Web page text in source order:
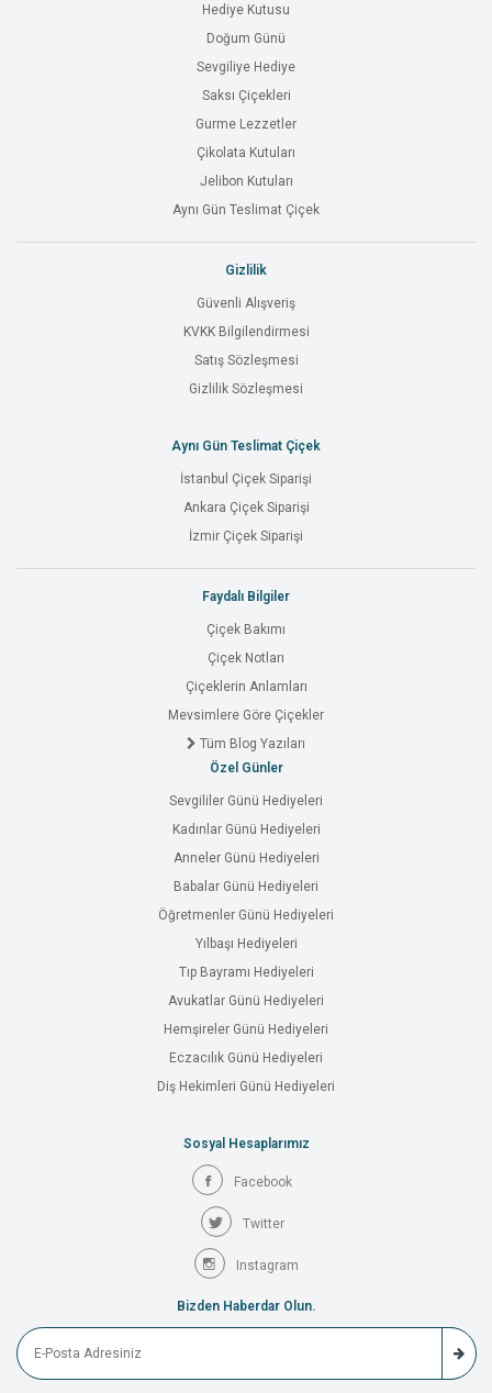
Hediye Kutusu
Doğum Günü
Sevgiliye Hediye
Saksı Çiçekleri
Gurme Lezzetler
Çikolata Kutuları
Jelibon Kutuları
Aynı Gün Teslimat Çiçek
Gizlilik
Güvenli Alışveriş
KVKK Bilgilendirmesi
Satış Sözleşmesi
Gizlilik Sözleşmesi
Aynı Gün Teslimat Çiçek
İstanbul Çiçek Siparişi
Ankara Çiçek Siparişi
İzmir Çiçek Siparişi
Faydalı Bilgiler
Çiçek Bakımı
Çiçek Notları
Çiçeklerin Anlamları
Mevsimlere Göre Çiçekler
Tüm Blog Yazıları
Özel Günler
Sevgililer Günü Hediyeleri
Kadınlar Günü Hediyeleri
Anneler Günü Hediyeleri
Babalar Günü Hediyeleri
Öğretmenler Günü Hediyeleri
Yılbaşı Hediyeleri
Tıp Bayramı Hediyeleri
Avukatlar Günü Hediyeleri
Hemşireler Günü Hediyeleri
Eczacılık Günü Hediyeleri
Diş Hekimleri Günü Hediyeleri
Sosyal Hesaplarımız
Facebook
Twitter
Instagram
Bizden Haberdar Olun.